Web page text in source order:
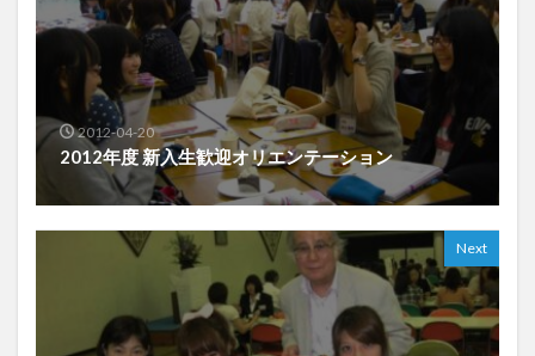
2012-04-20
2012年度 新入生歓迎オリエンテーション
Next